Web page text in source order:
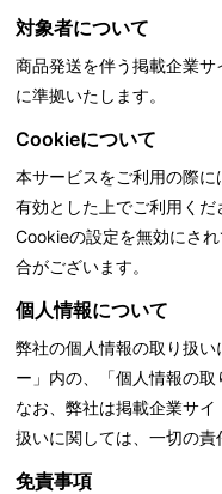
対象者について
商品発送を伴う掲載企業
に準拠いたします。
Cookieについて
本サービスをご利用の際
有効とした上でご利用くだ
Cookieの設定を無効にさ
合がございます。
個人情報について
弊社の個人情報の取り扱
ー」内の、「個人情報の取
なお、弊社は掲載企業サ
扱いに関しては、一切の責
免責事項